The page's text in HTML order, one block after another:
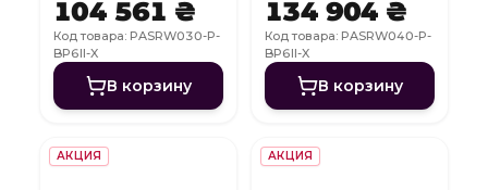
104 561 ₴
Код товара: PASRW030-P-
BP6II-X
В корзину
134 904 ₴
Код товара: PASRW040-P-
BP6II-X
В корзину
АКЦИЯ АКЦИЯ